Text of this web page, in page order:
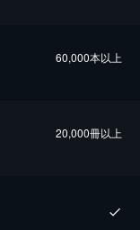
60,000本以上
20,000冊以上